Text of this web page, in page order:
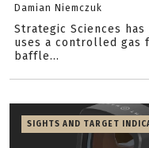
Damian Niemczuk
Strategic Sciences
uses a controlled gas
baffle...
SIGHTS AND TARGET